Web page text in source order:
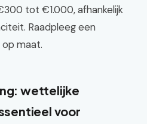
tot €1.000, afhankelijk
Raadpleeg een
maat.
wettelijke
voor